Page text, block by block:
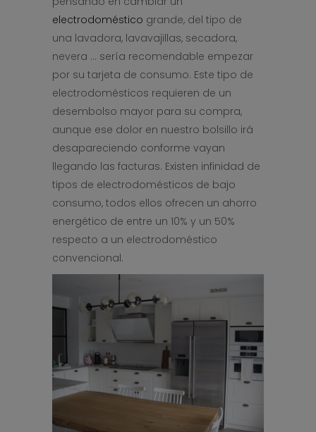
electrodoméstico grande, del tipo de
una lavadora, lavavajillas, secadora,
nevera … sería recomendable empezar
por su tarjeta de consumo. Este tipo de
electrodomésticos requieren de un
desembolso mayor para su compra,
aunque ese dolor en nuestro bolsillo irá
desapareciendo conforme vayan
llegando las facturas. Existen infinidad de
tipos de electrodomésticos de bajo
consumo, todos ellos ofrecen un ahorro
energético de entre un 10% y un 50%
respecto a un electrodoméstico
convencional.